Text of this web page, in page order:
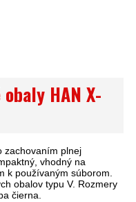
HAN X-
zachovaním plnej
vhodný na
k používaným súborom.
obalov typu V. Rozmery
čierna.